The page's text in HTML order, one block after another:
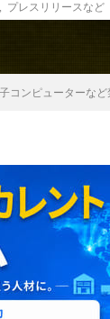
プレスリリースなど
コンピューターな